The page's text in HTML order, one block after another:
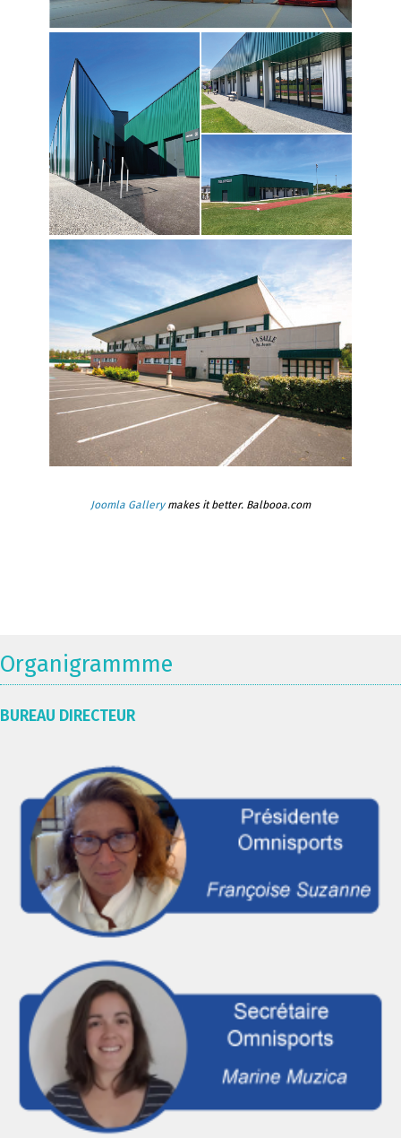
Joomla Gallerymakes it better. Balbooa.com
Organigrammme
BUREAU DIRECTEUR